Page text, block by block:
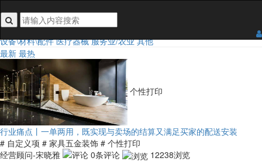
行业类目：
全部 食品日用百货3C/手机/家电
汽车及配件
设备\材料\配件医疗器械服务业/农业其他
最新 最热
个性打印
行业痛点丨一单两用，既实现与卖场的结算又满足买家的配送安装
# 自定义项 # 家具五金装饰 # 个性打印
经营顾问-宋晓雅
0条评论 12238浏览